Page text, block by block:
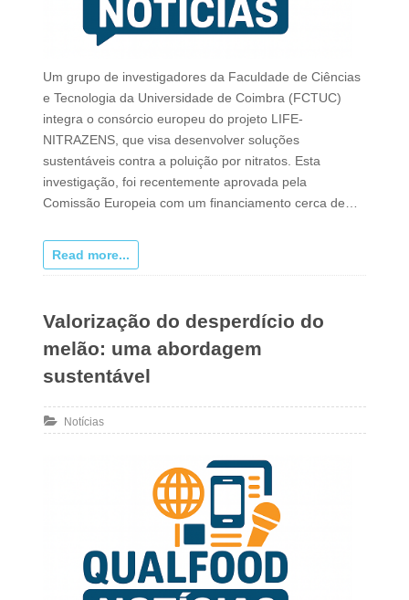
Um grupo de investigadores da Faculdade de Ciências
e Tecnologia da Universidade de Coimbra (FCTUC)
integra o consórcio europeu do projeto LIFE-
NITRAZENS, que visa desenvolver soluções
sustentáveis contra a poluição por nitratos. Esta
investigação, foi recentemente aprovada pela
Comissão Europeia com um financiamento cerca de…
Read more...
Valorização do desperdício do
melão: uma abordagem
sustentável
Notícias